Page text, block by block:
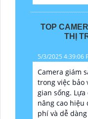
TOP
THỊ
5/3/2025 4:39:06
Camera giám
trong việc bảo
gian sống.
nâng cao hiệu
phí và dễ